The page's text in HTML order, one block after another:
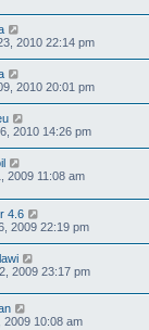
2010 22:14 pm
2010 20:01 pm
2010 14:26 pm
2009 11:08 am
4.6
2009 22:19 pm
2009 23:17 pm
2009 10:08 am